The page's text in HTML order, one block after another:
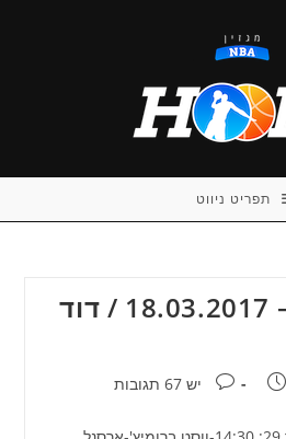
תפריט ניווט
אירועי דיומא – 18.03.2017 / דוד
תגובות:
יש 67 תגובות